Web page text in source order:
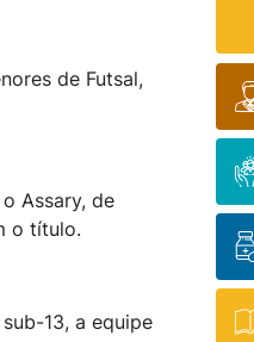
de Futsal,
Assary, de
o título.
13, a equipe